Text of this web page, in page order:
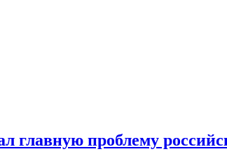
главную проблему